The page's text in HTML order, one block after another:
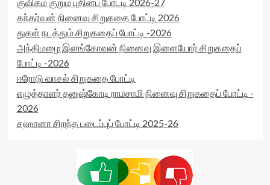
குவிகம் குறும் புதினப் போட்டி 2026-27
கந்தர்வன் நினைவு சிறுகதை போட்டி 2026
துகள் நடத்தும் சிறுகதைப் போட்டி -2026
அந்திமழை இளங்கோவன் நினைவு இளையோர் சிறுகதைப்
போட்டி -2026
ஈரோடு வாசல் சிறுகதை போட்டி
எழுத்தாளர் தனுஷ்கோடி ராமசாமி நினைவு சிறுகதைப் போட்டி -
2026
சஹானா சிறந்த படைப்புப் போட்டி 2025-26